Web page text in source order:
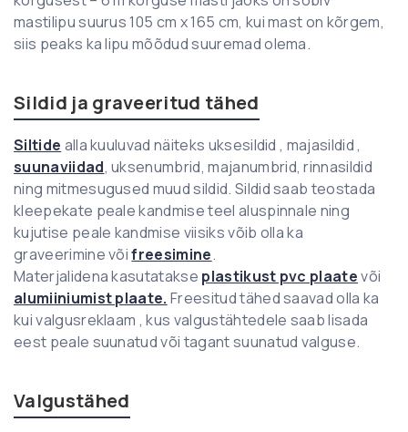
mastilipu suurus 105 cm x 165 cm, kui mast on kõrgem,
siis peaks ka lipu mõõdud suuremad olema.
Sildid ja graveeritud tähed
Siltide alla kuuluvad näiteks uksesildid , majasildid ,
suunaviidad, uksenumbrid, majanumbrid, rinnasildid
ning mitmesugused muud sildid. Sildid saab teostada
kleepekate peale kandmise teel aluspinnale ning
kujutise peale kandmise viisiks võib olla ka
graveerimine võifreesimine.
Materjalidena kasutatakse plastikust pvc plaatevõi
alumiiniumist plaate. Freesitud tähed saavad olla ka
kui valgusreklaam , kus valgustähtedele saab lisada
eest peale suunatud või tagant suunatud valguse.
Valgustähed